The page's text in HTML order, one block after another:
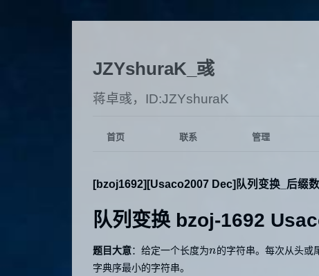
JZYshuraK_彧
蒋卓彧，ID:JZYshuraK
首页 联系 管理
[bzoj1692][Usaco2007 Dec]队列变换_后缀
队列变换 bzoj-1692
题目大意：给定一个长度为n
n 的字符串。每次从头或
字典序最小的字符串。